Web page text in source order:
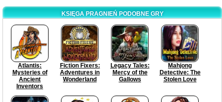
KSIĘGA PRAGNIEŃ PODOBNE GRY
Atlantis:
Mysteries of
Ancient
Inventors
Fiction Fixers:
Adventures in
Wonderland
Legacy Tales:
Mercy of the
Gallows
Mahjong
Detective: The
Stolen Love